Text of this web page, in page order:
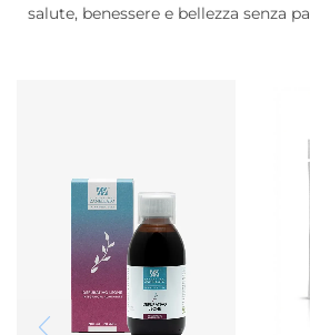
salute, benessere e bellezza senza